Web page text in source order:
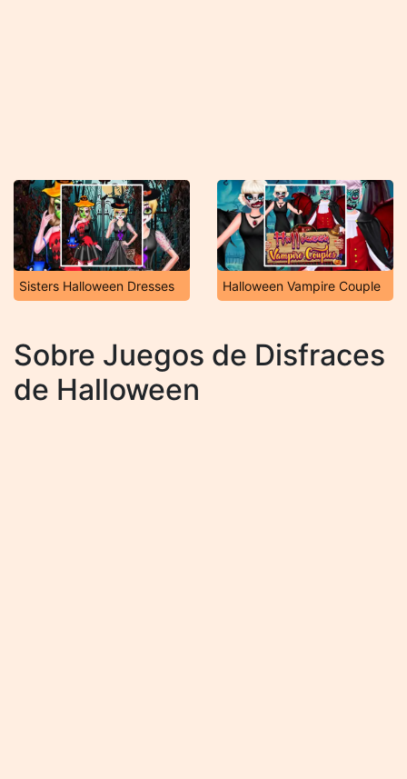
Sisters Halloween Dresses Halloween Vampire Couple
Sobre Juegos de Disfraces
de Halloween